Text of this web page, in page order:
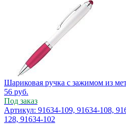
Шариковая ручка с зажимом из
56 руб.
Под заказ
Артикул: 91634-109, 91634-108,
128, 91634-102